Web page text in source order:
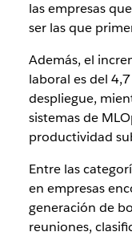
las empresas
ser las que
Además, el
laboral es del
despliegue,
sistemas de
productividad
Entre las
en empresas
generación de
reuniones,